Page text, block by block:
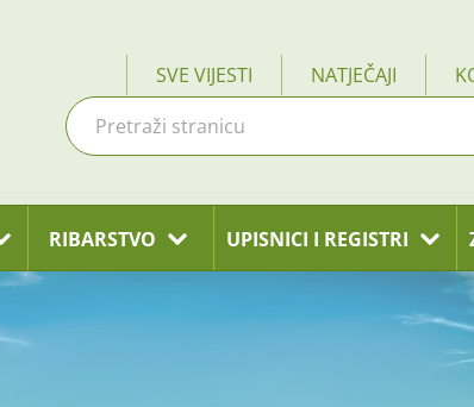
SVE VIJESTI NATJEČAJI
RIBARSTVO UPISNICI I REGISTRI